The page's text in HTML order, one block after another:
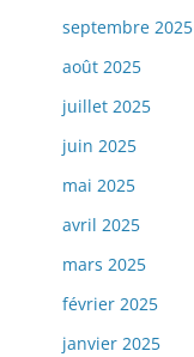
septembre 2025
août 2025
juillet 2025
juin 2025
mai 2025
avril 2025
mars 2025
février 2025
janvier 2025